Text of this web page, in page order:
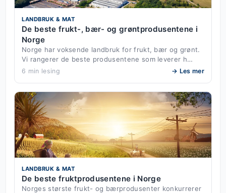
LANDBRUK & MAT
De beste frukt-, bær- og grøntprodusentene i
Norge
Norge har voksende landbruk for frukt, bær og grønt.
Vi rangerer de beste produsentene som leverer h…
6 min lesing → Les mer
LANDBRUK & MAT
De beste fruktprodusentene i Norge
Norges største frukt- og bærprodusenter konkurrerer